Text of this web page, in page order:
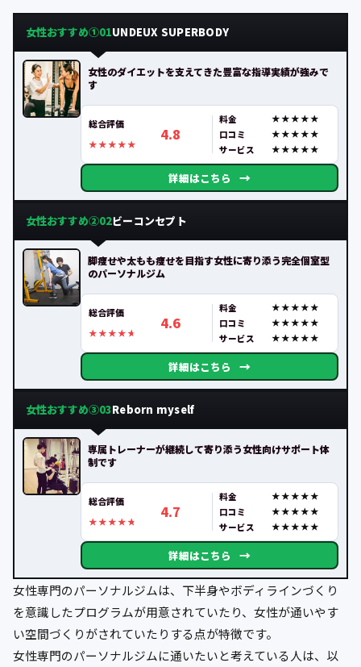
女性おすすめ①01UNDEUX SUPERBODY
女性のダイエットを支えてきた豊富な指導実績が強みで
す
総合評価
4.8
料金
口コミ
サービス
詳細はこちら →
女性おすすめ②02ビーコンセプト
脚痩せや太もも痩せを目指す女性に寄り添う完全個室型
のパーソナルジム
総合評価
4.6
料金
口コミ
サービス
詳細はこちら →
女性おすすめ③03Reborn myself
専属トレーナーが継続して寄り添う女性向けサポート体
制です
総合評価
4.7
料金
口コミ
サービス
詳細はこちら →
女性専門のパーソナルジムは、下半身やボディラインづくり
を意識したプログラムが用意されていたり、女性が通いやす
い空間づくりがされていたりする点が特徴です。
女性専門のパーソナルジムに通いたいと考えている人は、以